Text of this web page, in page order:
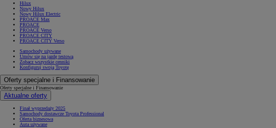
Od81 900 zł
Yaris Cross
HYBRID
Hilux
Nowy Hilux
Nowy Hilux Electric
PROACE Max
PROACE
PROACE Verso
PROACE CITY
PROACE CITY Verso
Samochody używane
Umów się na jazdę testową
Zobacz wszystkie cenniki
Konfiguruj swoją Toyotę
Oferty specjalne i Finansowanie
Oferty specjalne i Finansowanie
Aktualne oferty
Finał wyprzedaży 2025
Samochody dostawcze Toyota Professional
Oferta biznesowa
Auta używane